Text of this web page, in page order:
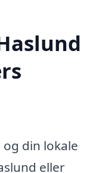
din lokale
eller